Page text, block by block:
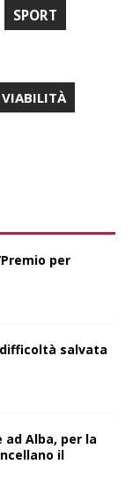
SPORT
VIABILITÀ
per
salvata
ad Alba, per la
il